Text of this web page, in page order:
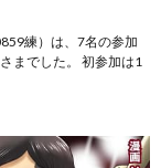
練）は、7名の参加
までした。 初参加は1